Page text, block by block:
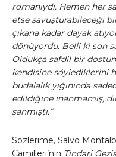
romanıydı. Hemen her
etse savuşturabileceği
çıkana kadar dayak
dönüyordu. Belli ki son
Oldukça safdil bir
kendisine söylediklerini
budalalık yığınında
edildiğine inanmamış,
sanmıştı.”
Sözlerime, Salvo
Camilleri’nin Tindari